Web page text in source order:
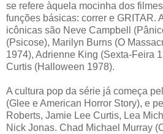
se refere àquela mocinha dos
funções básicas: correr e GRITAR.
icônicas são Neve Campbell
(Psicose), Marilyn Burns (O
1974), Adrienne King (Sexta-Feira
Curtis (Halloween 1978).
A cultura pop da série já começa
(Glee e American Horror Story), e
Roberts, Jamie Lee Curtis, Lea
Nick Jonas. Chad Michael Murray